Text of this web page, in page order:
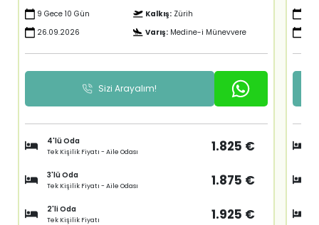
9 Gece 10 Gün
26.09.2026
Kalkış: Zürih
Varış: Medine-i Münevvere
Sizi Arayalım!
4'lü Oda
Tek Kişilik Fiyatı - Aile Odası 1.825 €
3'lü Oda
Tek Kişilik Fiyatı - Aile Odası 1.875 €
2'li Oda
Tek Kişilik Fiyatı 1.925 €
Hisar Europe Travel GmbH
Gizlilik Politikasını
okudum ve